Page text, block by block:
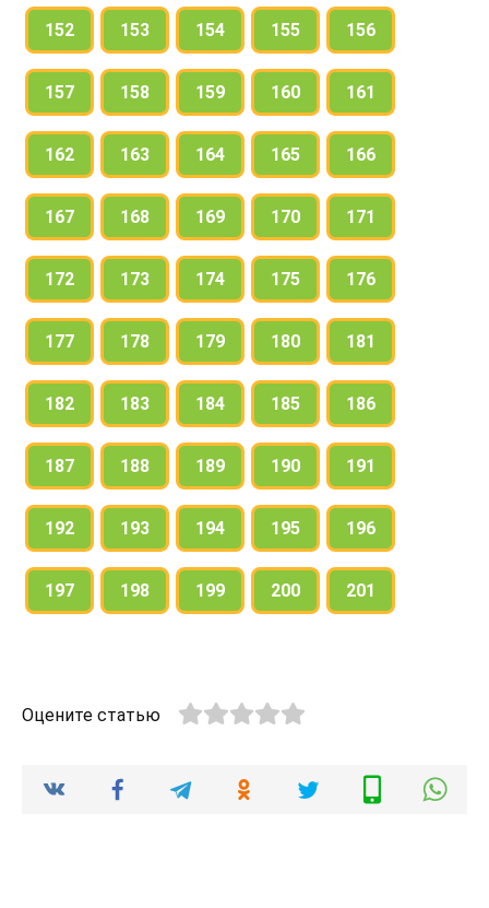
152 153 154 155 156
157 158 159 160 161
162 163 164 165 166
167 168 169 170 171
172 173 174 175 176
177 178 179 180 181
182 183 184 185 186
187 188 189 190 191
192 193 194 195 196
197 198 199 200 201
Оцените статью